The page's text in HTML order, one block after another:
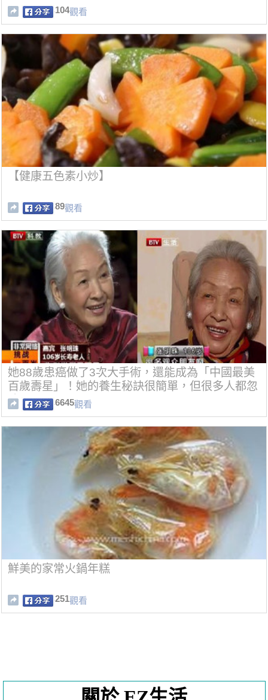
104觀看
【健康五色素小炒】
89觀看
她88歲患癌做了3次大手術，還能成為「中國最美
百歲壽星」！她的養生秘訣很簡單，但很多人都忽
略了！
6645觀看
鮮美的家常火鍋年糕
251觀看